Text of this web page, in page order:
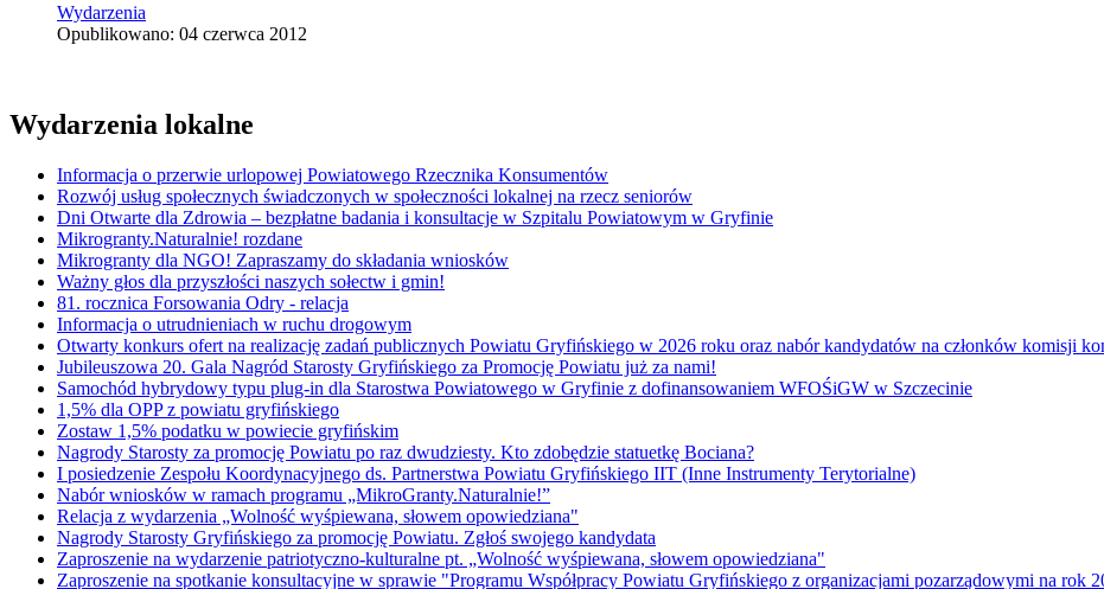
Wydarzenia
Opublikowano: 04 czerwca 2012
Wydarzenia lokalne
Informacja o przerwie urlopowej Powiatowego Rzecznika Konsumentów
Rozwój usług społecznych świadczonych w społeczności lokalnej na rzecz seniorów
Dni Otwarte dla Zdrowia – bezpłatne badania i konsultacje w Szpitalu Powiatowym w Gryfinie
Mikrogranty.Naturalnie! rozdane
Mikrogranty dla NGO! Zapraszamy do składania wniosków
Ważny głos dla przyszłości naszych sołectw i gmin!
81. rocznica Forsowania Odry - relacja
Informacja o utrudnieniach w ruchu drogowym
Otwarty konkurs ofert na realizację zadań publicznych Powiatu Gryfińskiego w 2026 roku oraz nabór kandydatów na członków komisji
Jubileuszowa 20. Gala Nagród Starosty Gryfińskiego za Promocję Powiatu już za nami!
Samochód hybrydowy typu plug-in dla Starostwa Powiatowego w Gryfinie z dofinansowaniem WFOŚiGW w Szczecinie
1,5% dla OPP z powiatu gryfińskiego
Zostaw 1,5% podatku w powiecie gryfińskim
Nagrody Starosty za promocję Powiatu po raz dwudziesty. Kto zdobędzie statuetkę Bociana?
I posiedzenie Zespołu Koordynacyjnego ds. Partnerstwa Powiatu Gryfińskiego IIT (Inne Instrumenty Terytorialne)
Nabór wniosków w ramach programu „MikroGranty.Naturalnie!”
Relacja z wydarzenia „Wolność wyśpiewana, słowem opowiedziana"
Nagrody Starosty Gryfińskiego za promocję Powiatu. Zgłoś swojego kandydata
Zaproszenie na wydarzenie patriotyczno-kulturalne pt. „Wolność wyśpiewana, słowem opowiedziana"
Zaproszenie na spotkanie konsultacyjne w sprawie "Programu Współpracy Powiatu Gryfińskiego z organizacjami pozarządowymi na rok